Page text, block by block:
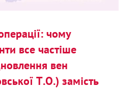
чому
все частіше
вен
Т.О.) замість